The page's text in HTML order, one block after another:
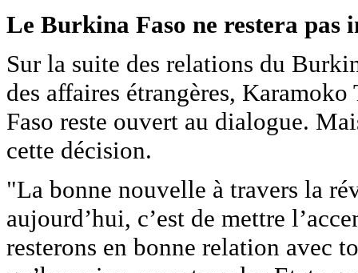
Le Burkina Faso ne restera pas
Sur la suite des relations du
des affaires étrangères,
Faso reste ouvert au dialogue.
cette décision.
"La bonne nouvelle à travers la
aujourd’hui, c’est de mettre
resterons en bonne relation avec